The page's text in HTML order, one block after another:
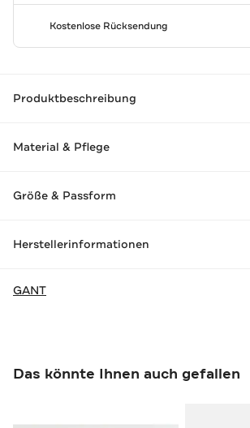
Kostenlose Rücksendung
Produktbeschreibung
Material & Pflege
Größe & Passform
Herstellerinformationen
GANT
Das könnte Ihnen auch gefallen